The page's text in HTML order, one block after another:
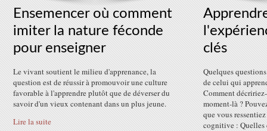
Ensemencer où comment
imiter la nature féconde
pour enseigner
Le vivant soutient le milieu d'apprenance, la
question est de réussir à promouvoir une culture
favorable à l'apprendre plutôt que de déverser du
savoir d'un vieux contenant dans un plus jeune.
Lire la suite
clés
Quelques
de celui qui
Comment
moment-là ?
que vous
cognitive : Quelles